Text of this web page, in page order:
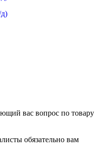
вас вопрос по товару
обязательно вам